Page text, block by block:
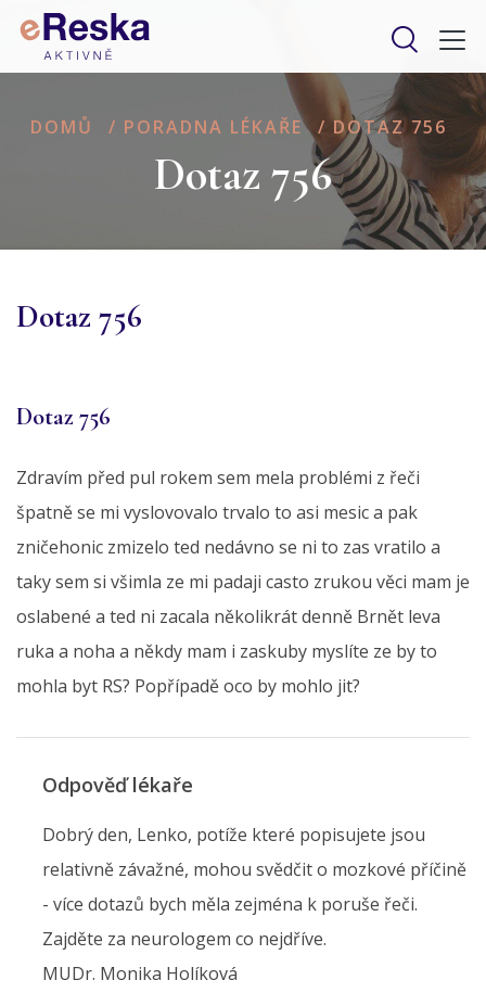
DOMŮ / PORADNA LÉKAŘE / DOTAZ 756
Dotaz 756
Dotaz 756
Dotaz 756
Zdravím před pul rokem sem mela problémi z řeči
špatně se mi vyslovovalo trvalo to asi mesic a pak
zničehonic zmizelo ted nedávno se ni to zas vratilo a
taky sem si všimla ze mi padaji casto zrukou věci mam je
oslabené a ted ni zacala několikrát denně Brnět leva
ruka a noha a někdy mam i zaskuby myslíte ze by to
mohla byt RS? Popřípadě oco by mohlo jit?
Odpověď lékaře
Dobrý den, Lenko, potíže které popisujete jsou
relativně závažné, mohou svědčit o mozkové příčině
- více dotazů bych měla zejména k poruše řeči.
Zajděte za neurologem co nejdříve.
MUDr. Monika Holíková